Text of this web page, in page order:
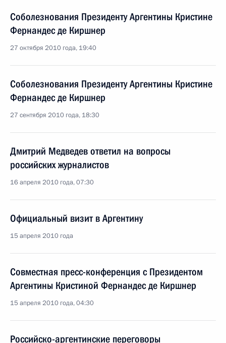
Соболезнования Президенту Аргентины Кристине
Фернандес де Киршнер
27 октября 2010 года, 19:40
Соболезнования Президенту Аргентины Кристине
Фернандес де Киршнер
27 сентября 2010 года, 18:30
Дмитрий Медведев ответил на вопросы
российских журналистов
16 апреля 2010 года, 07:30
Официальный визит в Аргентину
15 апреля 2010 года
Совместная пресс-конференция с Президентом
Аргентины Кристиной Фернандес де Киршнер
15 апреля 2010 года, 04:30
Российско-аргентинские переговоры